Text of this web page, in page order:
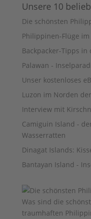
Unsere 10
Die schönsten
Philippinen-Flüge im
Backpacker-Tipps in
Palawan -
Unser kostenloses
Luzon im Norden
Interview mit
Camiguin Island -
Wasserratten
Dinagat Islands:
Bantayan Island -
Was sind die
traumhaften